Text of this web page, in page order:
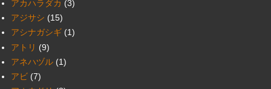
アカハラダカ (3)
アジサシ (15)
アシナガシギ (1)
アトリ (9)
アネハヅル (1)
アビ (7)